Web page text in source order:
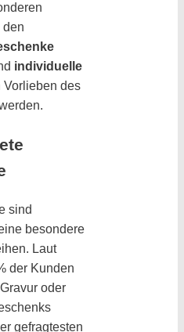
den
individuelle
Vorlieben des
sind
besondere
Laut
der Kunden
oder
gefragtesten